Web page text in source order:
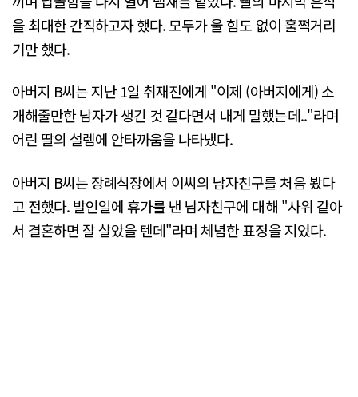
을 최대한 간직하고자 했다. 모두가 울 힘도 없이 훌쩍거리
기만 했다.
아버지 B씨는 지난 1일 취재진에게 "이제 (아버지에게) 소
개해줄만한 남자가 생긴 것 같다면서 내게 말했는데.."라며
어린 딸의 설렘에 안타까움을 나타냈다.
아버지 B씨는 장례식장에서 이씨의 남자친구를 처음 봤다
고 전했다. 발인일에 휴가를 낸 남자친구에 대해 "사위 같아
서 결혼하면 잘 살았을 텐데"라며 체념한 표정을 지었다.